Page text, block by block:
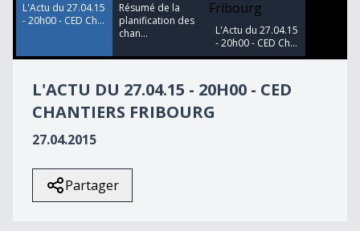
L'Actu du 27.04.15
- 20h00 - CED Ch...
Résumé de la
planification des
chan...
L'Actu du 27.04.15
- 20h00 - CED Ch...
L'ACTU DU 27.04.15 - 20H00 - CED
CHANTIERS FRIBOURG
27.04.2015
Partager